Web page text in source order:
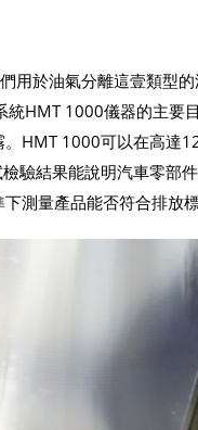
用於油氣分離這壹類型
統HMT 1000儀器的主要
HMT 1000可以在高達
驗結果能說明汽車零部
測量產品能否符合排放標